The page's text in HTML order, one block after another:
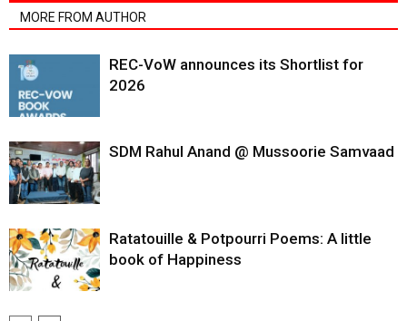
MORE FROM AUTHOR
REC-VoW announces its Shortlist for
2026
SDM Rahul Anand @ Mussoorie Samvaad
Ratatouille & Potpourri Poems: A little
book of Happiness